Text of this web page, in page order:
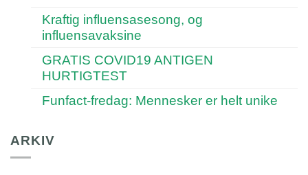
Kraftig influensasesong, og
influensavaksine
GRATIS COVID19 ANTIGEN
HURTIGTEST
Funfact-fredag: Mennesker er helt unike
ARKIV